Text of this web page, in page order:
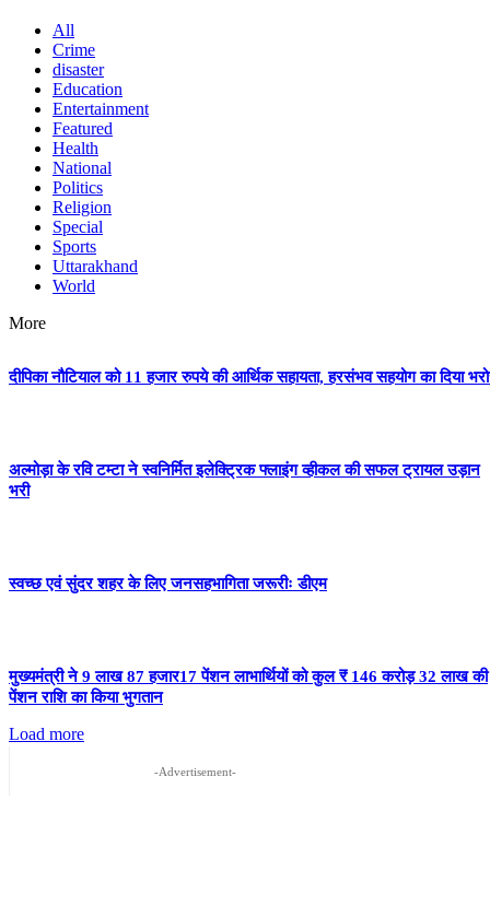
All
Crime
disaster
Education
Entertainment
Featured
Health
National
Politics
Religion
Special
Sports
Uttarakhand
World
More
दीपिका नौटियाल को 11 हजार रुपये की आर्थिक सहायता, हरसंभव सहयोग का दिया
अल्मोड़ा के रवि टम्टा ने स्वनिर्मित इलेक्ट्रिक फ्लाइंग व्हीकल की सफल ट्रायल उड़ान
भरी
स्वच्छ एवं सुंदर शहर के लिए जनसहभागिता जरूरीः डीएम
मुख्यमंत्री ने 9 लाख 87 हजार17 पेंशन लाभार्थियों को कुल ₹ 146 करोड़ 32 लाख की
पेंशन राशि का किया भुगतान
Load more
-Advertisement-